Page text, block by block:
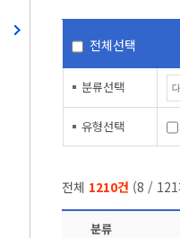
전체선택
분류선택
유형선택
전체 1210건 (8 / 121
분류